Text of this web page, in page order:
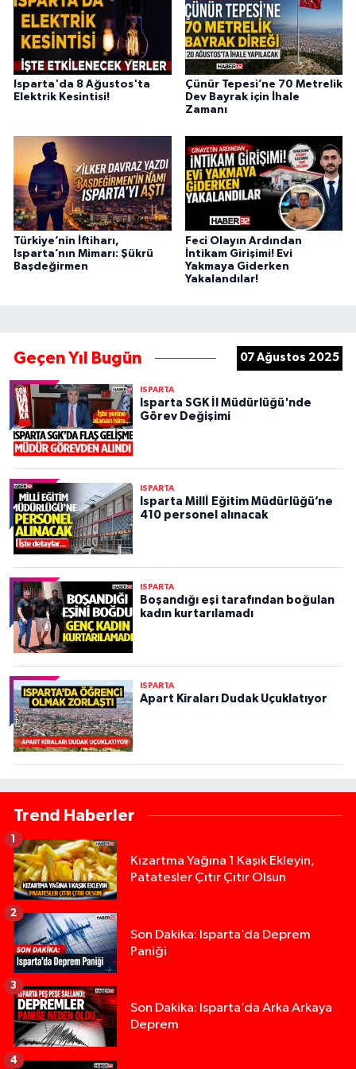
Isparta'da 8 Ağustos'ta
Elektrik Kesintisi!
Çünür Tepesi’ne 70 Metrelik
Dev Bayrak için İhale
Zamanı
Türkiye’nin İftiharı,
Isparta’nın Mimarı: Şükrü
Başdeğirmen
Feci Olayın Ardından
İntikam Girişimi! Evi
Yakmaya Giderken
Yakalandılar!
Geçen Yıl Bugün 07 Ağustos 2025
ISPARTA
Isparta SGK İl Müdürlüğü'nde
Görev Değişimi
ISPARTA
Isparta Millİ Eğitim Müdürlüğü’ne
410 personel alınacak
ISPARTA
Boşandığı eşi tarafından boğulan
kadın kurtarılamadı
ISPARTA
Apart Kiraları Dudak Uçuklatıyor
Trend Haberler
Kızartma Yağına 1 Kaşık Ekleyin,
Patatesler Çıtır Çıtır Olsun
1
Son Dakika: Isparta’da Deprem
Paniği
2
Son Dakika: Isparta’da Arka Arkaya
Deprem
3
4